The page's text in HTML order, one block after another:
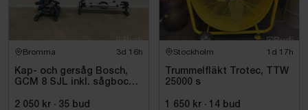
Bromma 3d 16h
Kap- och gersåg Bosch,
GCM 8 SJL inkl. sågbock
2 050 kr · 35 bud
Stockholm 1d 17h
Trummelfläkt Trotec, TTW
25000 s
1 650 kr · 14 bud